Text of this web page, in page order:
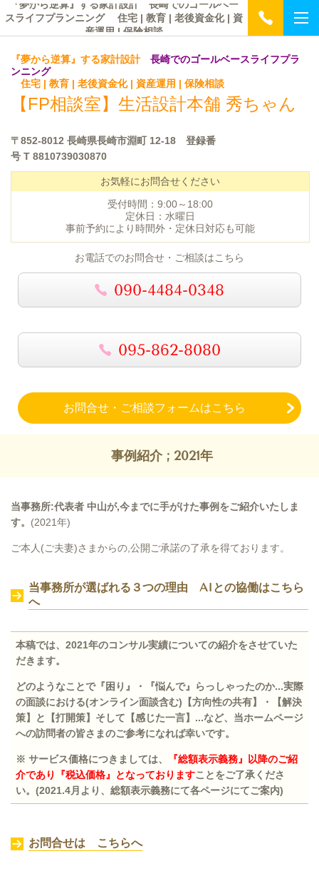
『夢から逆算』する家計設計 長崎でのゴールベー
スライフプランニング 住宅 | 教育 | 老後資金化 | 資
産運用 | 保険相談
『夢から逆算』する家計設計 長崎でのゴールベースライフプラ
ンニング
住宅 | 教育 | 老後資金化 | 資産運用 | 保険相談
【FP相談室】 生活設計本舗 秀ちゃん
〒852-8012 長崎県長崎市淵町 12-18 登録番
号 T 8810739030870
お気軽にお問合せください
受付時間：9:00～18:00
定休日：水曜日
事前予約により時間外・定休日対応も可能
お電話でのお問合せ・ご相談はこちら
090-4484-0348
095-862-8080
お問合せ・ご相談フォームはこちら
事例紹介 ; 2021年
当事務所:代表者 中山が,今までに手がけた事例をご紹介いたしま
す。 (2021年)
ご本人(ご夫妻)さまからの,公開ご承諾の了承を得ております。
当事務所が選ばれる３つの理由 AIとの協働はこちら
へ
本稿では、2021年のコンサル実績についての紹介をさせていた
だきます。
どのようなことで『困り』・『悩んで』らっしゃったのか...実際
の面談における(オンライン面談含む)【方向性の共有】・【解決
策】と【打開策】そして【感じた一言】...など、当ホームページ
への訪問者の皆さまのご参考になれば幸いです。
※ サービス価格につきましては、
『総額表示義務』以降のご紹
介であり『税込価格』となっておりますことをご了承くださ
い。(2021.4月より、総額表示義務にて各ページにてご案内)
お問合せは こちらへ